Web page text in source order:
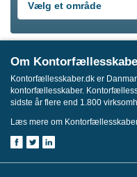
Om
Kontorfællesskaber.dk er
kontorfællesskaber.
sidste år flere end 1.800
Læs mere om